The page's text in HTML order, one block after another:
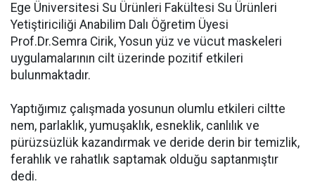
Ege Üniversitesi Su Ürünleri Fakültesi Su Ürünleri
Yetiştiriciliği Anabilim Dalı Öğretim Üyesi
Prof.Dr.Semra Cirik, Yosun yüz ve vücut maskeleri
uygulamalarının cilt üzerinde pozitif etkileri
bulunmaktadır.
Yaptığımız çalışmada yosunun olumlu etkileri ciltte
nem, parlaklık, yumuşaklık, esneklik, canlılık ve
pürüzsüzlük kazandırmak ve deride derin bir temizlik,
ferahlık ve rahatlık saptamak olduğu saptanmıştır
dedi.